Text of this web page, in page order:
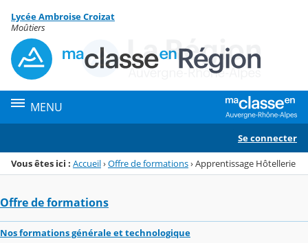
Menu de la rubrique
Contenu
Lycée Ambroise Croizat
Moûtiers
MENU
Se connecter
Vous êtes ici : Accueil›Offre de formations›Apprentissage Hôtellerie
Offre de formations
Nos formations générale et technologique